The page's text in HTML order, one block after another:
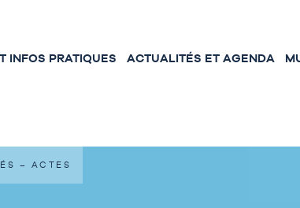
INFOS PRATIQUES ACTUALITÉS ET AGENDA
– ACTES